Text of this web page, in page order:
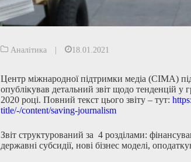
Аналітика 18.01.2021
Центр міжнародної підтримки медіа (CIMA)
опублікував детальний звіт щодо тенденцій у
2020 році. Повний текст цього звіту – тут:
title/-/content/saving-journalism
Звіт структурований за 4 розділами:
державні субсидії, нові бізнес моделі,